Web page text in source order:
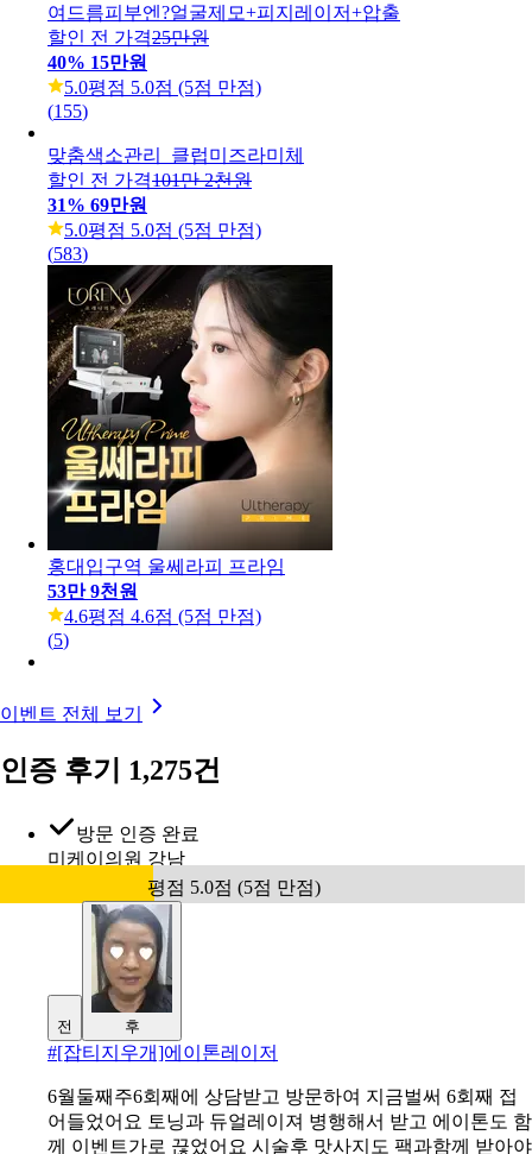
여드름피부엔?얼굴제모+피지레이저+압출
할인 전 가격25만원
40% 15만원
5.0평점 5.0점 (5점 만점)
(155)
맞춤색소관리_클럽미즈라미체
할인 전 가격101만 2천원
31% 69만원
5.0평점 5.0점 (5점 만점)
(583)
홍대입구역 울쎄라피 프라임
53만 9천원
4.6평점 4.6점 (5점 만점)
(5)
이벤트 전체 보기
인증 후기 1,275건
방문 인증 완료
미케이의원 강남
평점 5.0점 (5점 만점)
#[잡티지우개]에이톤레이저
6월둘째주6회째에 상담받고 방문하여 지금벌써 6회째 접
어들었어요 토닝과 듀얼레이져 병행해서 받고 에이톤도 함
께 이벤트가로 끊었어요 시술후 맛사지도 팩과함께 받아야